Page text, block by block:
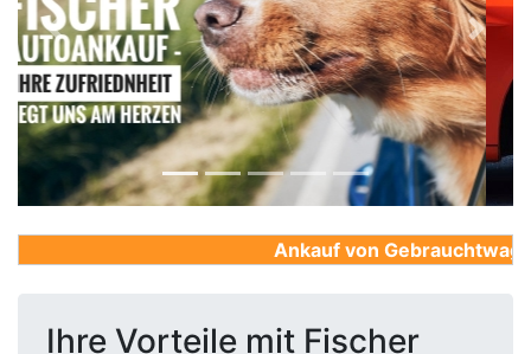
Previous Next
Ankauf von
Ihre Vorteile mit Fischer